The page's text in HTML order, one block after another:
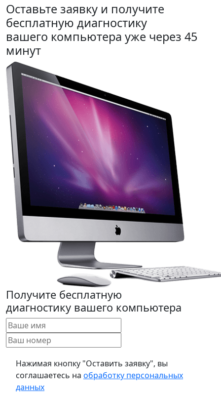
Оставьте заявку и получите
бесплатную диагностику
вашего компьютера уже через 45
минут
Получите бесплатную
диагностику вашего компьютера
Нажимая кнопку "Оставить заявку", вы
соглашаетесь на обработку персональных
данных